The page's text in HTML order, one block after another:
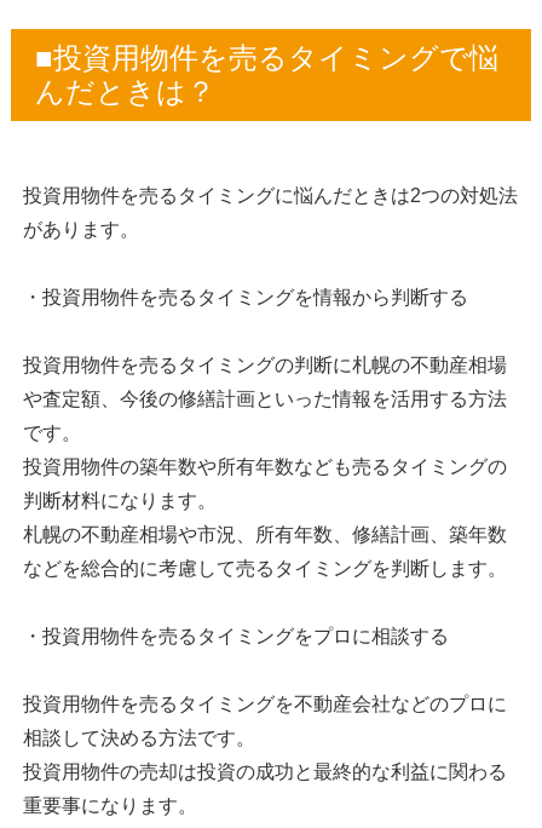
■投資用物件を売るタイミングで悩
んだときは？
投資用物件を売るタイミングに悩んだときは2つの対処法
があります。
・投資用物件を売るタイミングを情報から判断する
投資用物件を売るタイミングの判断に札幌の不動産相場
や査定額、今後の修繕計画といった情報を活用する方法
です。
投資用物件の築年数や所有年数なども売るタイミングの
判断材料になります。
札幌の不動産相場や市況、所有年数、修繕計画、築年数
などを総合的に考慮して売るタイミングを判断します。
・投資用物件を売るタイミングをプロに相談する
投資用物件を売るタイミングを不動産会社などのプロに
相談して決める方法です。
投資用物件の売却は投資の成功と最終的な利益に関わる
重要事になります。